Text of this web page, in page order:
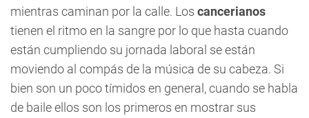
mientras caminan por la calle. Los cancerianos
tienen el ritmo en la sangre por lo que hasta cuando
están cumpliendo su jornada laboral se están
moviendo al compás de la música de su cabeza. Si
bien son un poco tímidos en general, cuando se habla
de baile ellos son los primeros en mostrar sus